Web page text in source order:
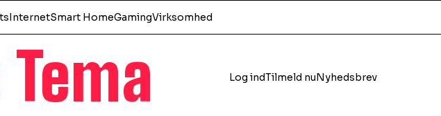
Log indTilmeld nuNyhedsbrev
InternetSmart HomeGamingVirksomhed